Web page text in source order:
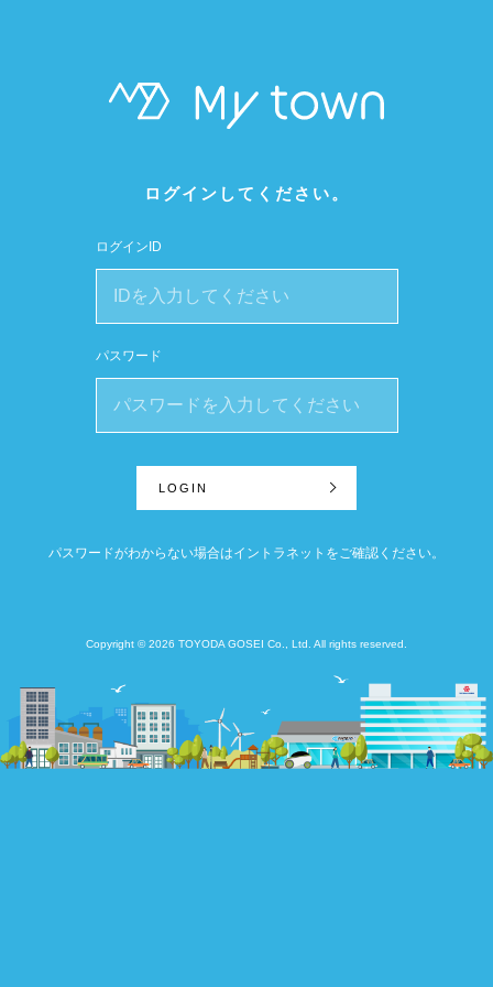
ログインしてください。
ログインID
パスワード
パスワードがわからない場合はイントラネットをご確認ください。
Copyright © 2026 TOYODA GOSEI Co., Ltd. All rights reserved.